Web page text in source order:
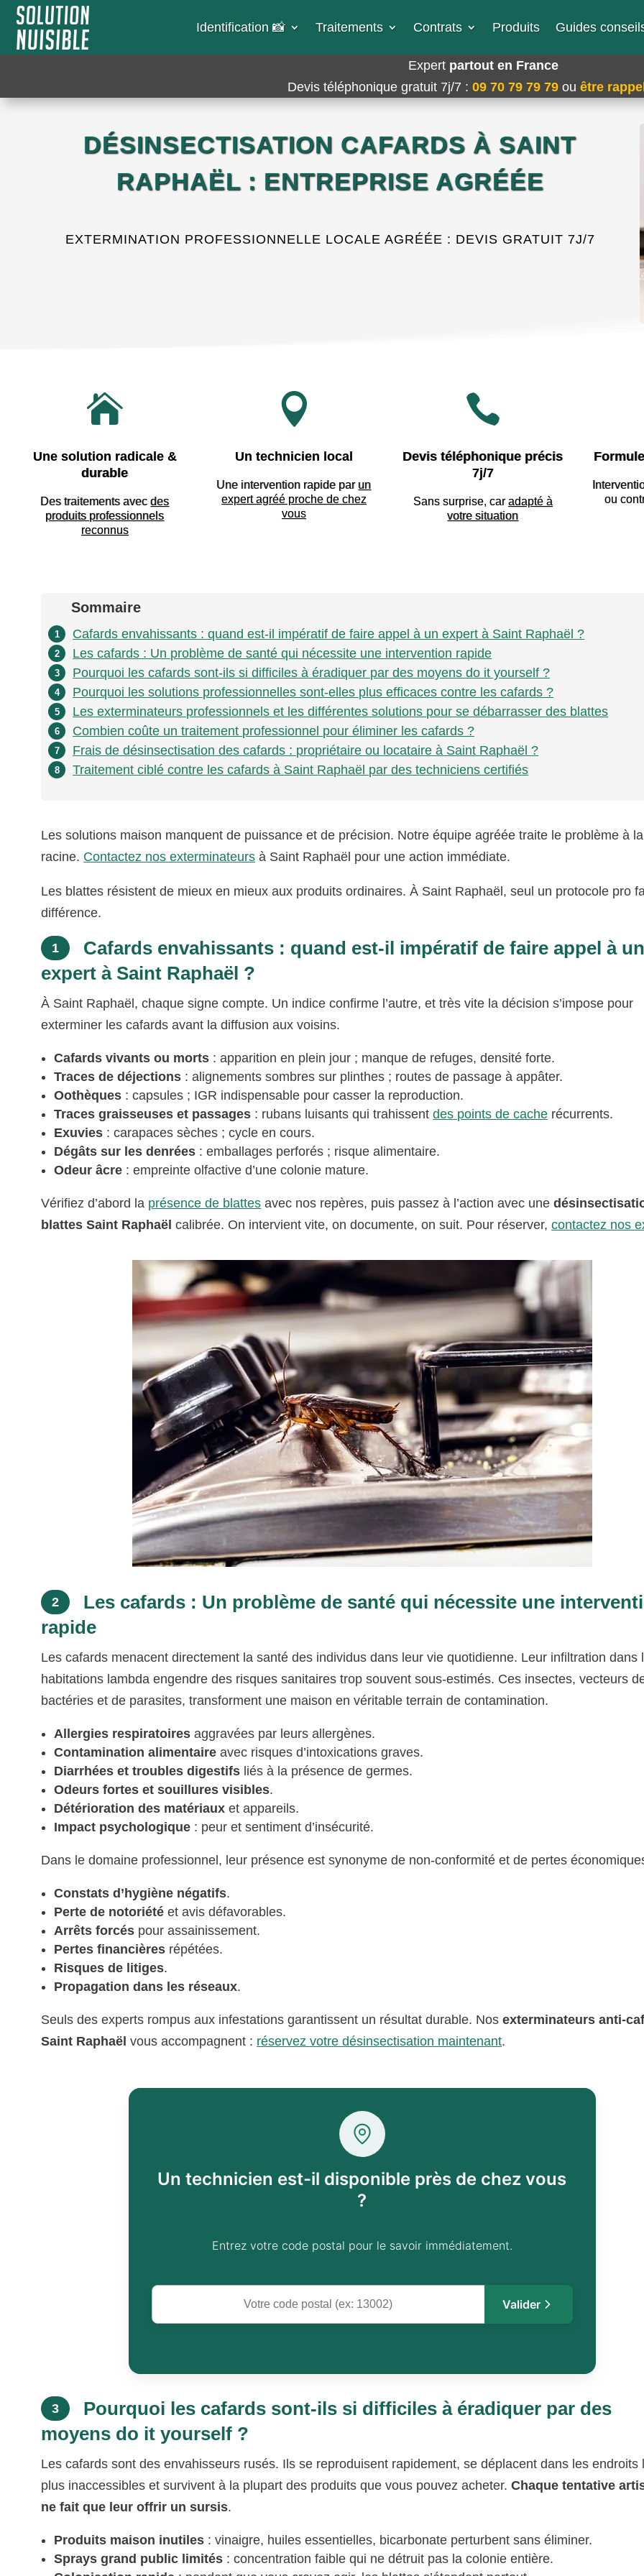
Identification 📸​ Traitements Contrats Produits Guides
Expert partout en France
Devis téléphonique gratuit 7j/7 : 09 70 79 79 79 ou être
DÉSINSECTISATION CAFARDS À SAINT
RAPHAËL : ENTREPRISE AGRÉÉE
EXTERMINATION PROFESSIONNELLE LOCALE AGRÉÉE : DEVIS GRATUIT 7J/7

Une solution radicale &
durable
Des traitements avecdes
produits professionnels
reconnus

Un technicien local
Une intervention rapide par un
expert agréé proche de chez
vous

Devis téléphonique précis
7j/7
Sans surprise, car adapté à
votre situation
ou
Sommaire
1 Cafards envahissants : quand est-il impératif de faire appel à un expert à Saint Raphaël ?
2 Les cafards : Un problème de santé qui nécessite une intervention rapide
3 Pourquoi les cafards sont-ils si difficiles à éradiquer par des moyens do it yourself ?
4 Pourquoi les solutions professionnelles sont-elles plus efficaces contre les cafards ?
5 Les exterminateurs professionnels et les différentes solutions pour se débarrasser des blattes
6 Combien coûte un traitement professionnel pour éliminer les cafards ?
7 Frais de désinsectisation des cafards : propriétaire ou locataire à Saint Raphaël ?
8 Traitement ciblé contre les cafards à Saint Raphaël par des techniciens certifiés
Les solutions maison manquent de puissance et de précision. Notre équipe agréée traite le problème à la
racine. Contactez nos exterminateurs à Saint Raphaël pour une action immédiate.
Les blattes résistent de mieux en mieux aux produits ordinaires. À Saint Raphaël, seul un protocole pro
différence.
1
Cafards envahissants : quand est-il impératif de faire appel à un
expert à Saint Raphaël ?
À Saint Raphaël, chaque signe compte. Un indice confirme l’autre, et très vite la décision s’impose pour
exterminer les cafards avant la diffusion aux voisins.
Cafards vivants ou morts : apparition en plein jour ; manque de refuges, densité forte.
Traces de déjections : alignements sombres sur plinthes ; routes de passage à appâter.
Oothèques : capsules ; IGR indispensable pour casser la reproduction.
Traces graisseuses et passages : rubans luisants qui trahissentdes points de cache récurrents.
Exuvies : carapaces sèches ; cycle en cours.
Dégâts sur les denrées : emballages perforés ; risque alimentaire.
Odeur âcre : empreinte olfactive d’une colonie mature.
Vérifiez d’abord la présence de blattes avec nos repères, puis passez à l’action avec une
blattes Saint Raphaël calibrée. On intervient vite, on documente, on suit. Pour réserver,contactez nos
2
Les cafards : Un problème de santé qui nécessite une
rapide
Les cafards menacent directement la santé des individus dans leur vie quotidienne. Leur infiltration dans
habitations lambda engendre des risques sanitaires trop souvent sous-estimés. Ces insectes, vecteurs
bactéries et de parasites, transforment une maison en véritable terrain de contamination.
Allergies respiratoires aggravées par leurs allergènes.
Contamination alimentaire avec risques d’intoxications graves.
Diarrhées et troubles digestifs liés à la présence de germes.
Odeurs fortes et souillures visibles.
Détérioration des matériaux et appareils.
Impact psychologique : peur et sentiment d’insécurité.
Dans le domaine professionnel, leur présence est synonyme de non-conformité et de pertes
Constats d’hygiène négatifs.
Perte de notoriété et avis défavorables.
Arrêts forcés pour assainissement.
Pertes financières répétées.
Risques de litiges.
Propagation dans les réseaux.
Seuls des experts rompus aux infestations garantissent un résultat durable. Nosexterminateurs anti-
Saint Raphaël vous accompagnent : réservez votre désinsectisation maintenant.
Un technicien est-il disponible près de chez vous
?
Entrez votre code postal pour le savoir immédiatement.
Valider
3
Pourquoi les cafards sont-ils si difficiles à éradiquer par des
moyens do it yourself ?
Les cafards sont des envahisseurs rusés. Ils se reproduisent rapidement, se déplacent dans les endroits
plus inaccessibles et survivent à la plupart des produits que vous pouvez acheter.Chaque tentative
ne fait que leur offrir un sursis.
Produits maison inutiles : vinaigre, huiles essentielles, bicarbonate perturbent sans éliminer.
Sprays grand public limités : concentration faible qui ne détruit pas la colonie entière.